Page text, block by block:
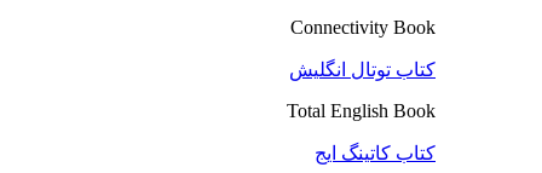
Connectivity Book
کتاب توتال انگلیش
Total English Book
کتاب کاتینگ ایج